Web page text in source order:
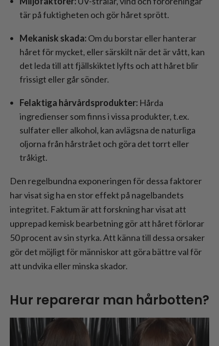
tär på fuktigheten och gör håret sprött.
Mekanisk skada:Om du borstar eller hanterar
håret för mycket, eller särskilt när det är vått, kan
det leda till att fjällskiktet lyfts och att håret blir
frissigt eller går sönder.
Felaktiga hårvårdsprodukter: Hårda
ingredienser som finns i vissa produkter, t.ex.
sulfater eller alkohol, kan avlägsna de naturliga
oljorna från hårstrået och göra det torrt eller
tråkigt.
Den regelbundna exponeringen för dessa faktorer
har visat sig ha en stor effekt på nagelbandets
integritet. Faktum är att forskning har visat att
upprepad kemisk bearbetning gör att håret förlorar
50 procent av sin styrka. Att känna till dessa orsaker
gör det möjligt för människor att göra bättre val för
att undvika eller minska skador.
Hur reparerar man hårbotten?